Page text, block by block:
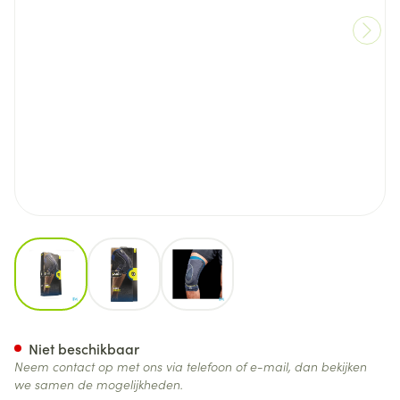
View larger imageView larger imageView larger image
Niet beschikbaar
Neem contact op met ons via telefoon of e-mail, dan bekijken
we samen de mogelijkheden.